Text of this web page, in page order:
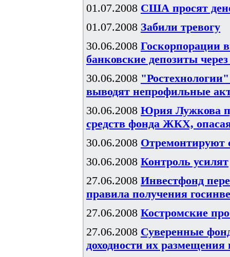
01.07.2008 США просят
01.07.2008 Забили тревогу
30.06.2008 Госкорпорации
банковские депозиты
30.06.2008
выводят непрофильные
30.06.2008 Юрия Лужкова
средств фонда ЖКХ,
30.06.2008 Отремонтируют
30.06.2008 Контроль усилят
27.06.2008 Инвестфонд
правила получения
27.06.2008 Костромские
27.06.2008 Суверенные
доходности их размещения